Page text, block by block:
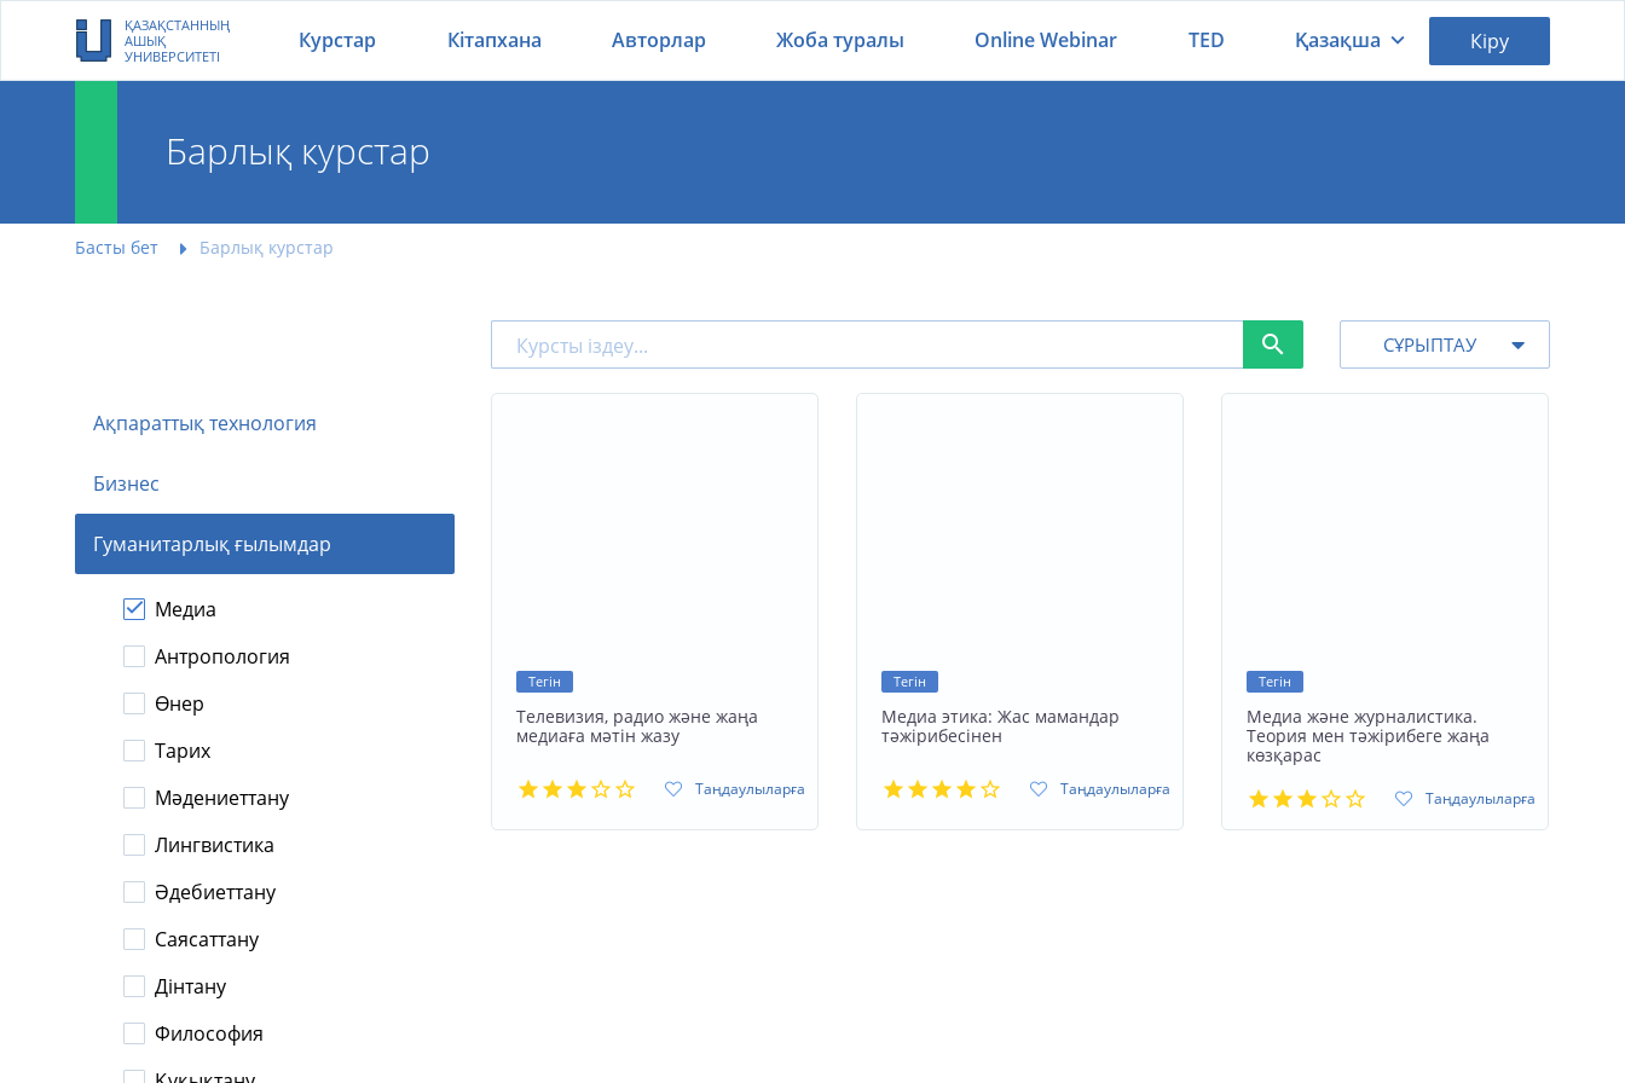
ҚАЗАҚСТАННЫҢ
АШЫҚ
УНИВЕРСИТЕТІ
Курстар Кітапхана Авторлар Жоба туралы Online Webinar TED Қазақша Кіру
Барлық курстар
Басты бет Барлық курстар
Ақпараттық технология
Бизнес
Гуманитарлық ғылымдар
Медиа
Антропология
Өнер
Тарих
Мәдениеттану
Лингвистика
Әдебиеттану
Саясаттану
Дінтану
Философия
СҰРЫПТАУ
Күні бойынша
Тегін
Телевизия, радио және жаңа
медиаға мәтін жазу
Таңдаулыларға
Тегін
Медиа этика: Жас мамандар
тәжірибесінен
Таңдаулыларға
Тегін
Медиа және журналистика.
Теория мен тәжірибеге жаңа
көзқарас
Таңдаулыларға